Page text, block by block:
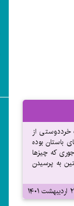
از
باستان بوده
که چیز‌ها
به پرسیدن